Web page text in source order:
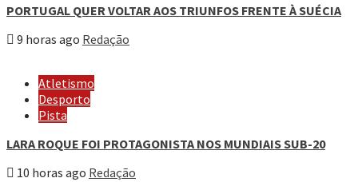
PORTUGAL QUER VOLTAR AOS TRIUNFOS FRENTE À SUÉCIA
9 horas ago Redação
Atletismo
Desporto
Pista
LARA ROQUE FOI PROTAGONISTA NOS MUNDIAIS SUB-20
10 horas ago Redação